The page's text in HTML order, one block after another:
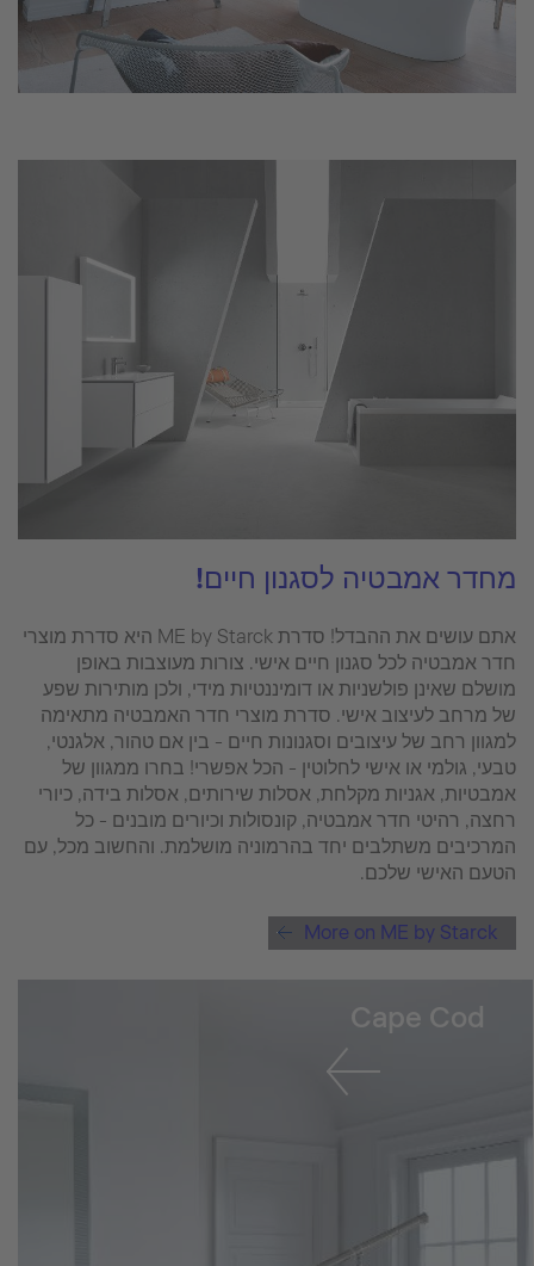
מחדר אמבטיה לסגנון חיים!
אתם עושים את ההבדל! סדרת ME by Starck היא סדרת מוצרי
חדר אמבטיה לכל סגנון חיים אישי. צורות מעוצבות באופן
מושלם שאינן פולשניות או דומיננטיות מידי, ולכן מותירות שפע
של מרחב לעיצוב אישי. סדרת מוצרי חדר האמבטיה מתאימה
למגוון רחב של עיצובים וסגנונות חיים - בין אם טהור, אלגנטי,
טבעי, גולמי או אישי לחלוטין - הכל אפשרי! בחרו ממגוון של
אמבטיות, אגניות מקלחת, אסלות שירותים, אסלות בידה, כיורי
רחצה, רהיטי חדר אמבטיה, קונסולות וכיורים מובנים - כל
המרכיבים משתלבים יחד בהרמוניה מושלמת. והחשוב מכל, עם
הטעם האישי שלכם.
More on ME by Starck
Cape Cod